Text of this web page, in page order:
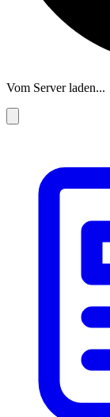
Vom Server laden...